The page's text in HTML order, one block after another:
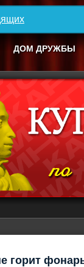
ДОМ ДРУЖБЫ
горит